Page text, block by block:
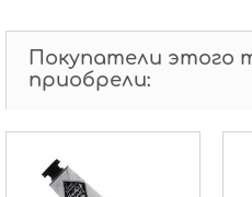
Покупатели этого
приобрели: